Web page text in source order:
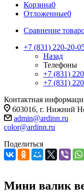
Корзина0
Отложенные0
Сравнение
+7 (831) 220-20-
Назад
Телефоны
+7 (831)
+7 (831)
Контактная
603016, г. Нижний
admin@ardinn.ru
color@ardinn.ru
Поделиться
Мини валик